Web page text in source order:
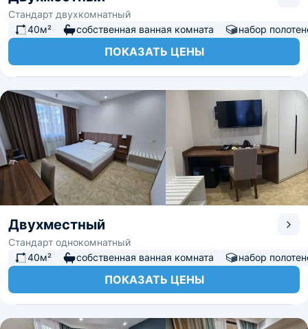
Стандарт двухкомнатный
40м²
собственная ванная комната набор
ПОКАЗАТЬ ЦЕНЫ
Двухместный
Стандарт однокомнатный
40м²
собственная ванная комната набор
ПОКАЗАТЬ ЦЕНЫ